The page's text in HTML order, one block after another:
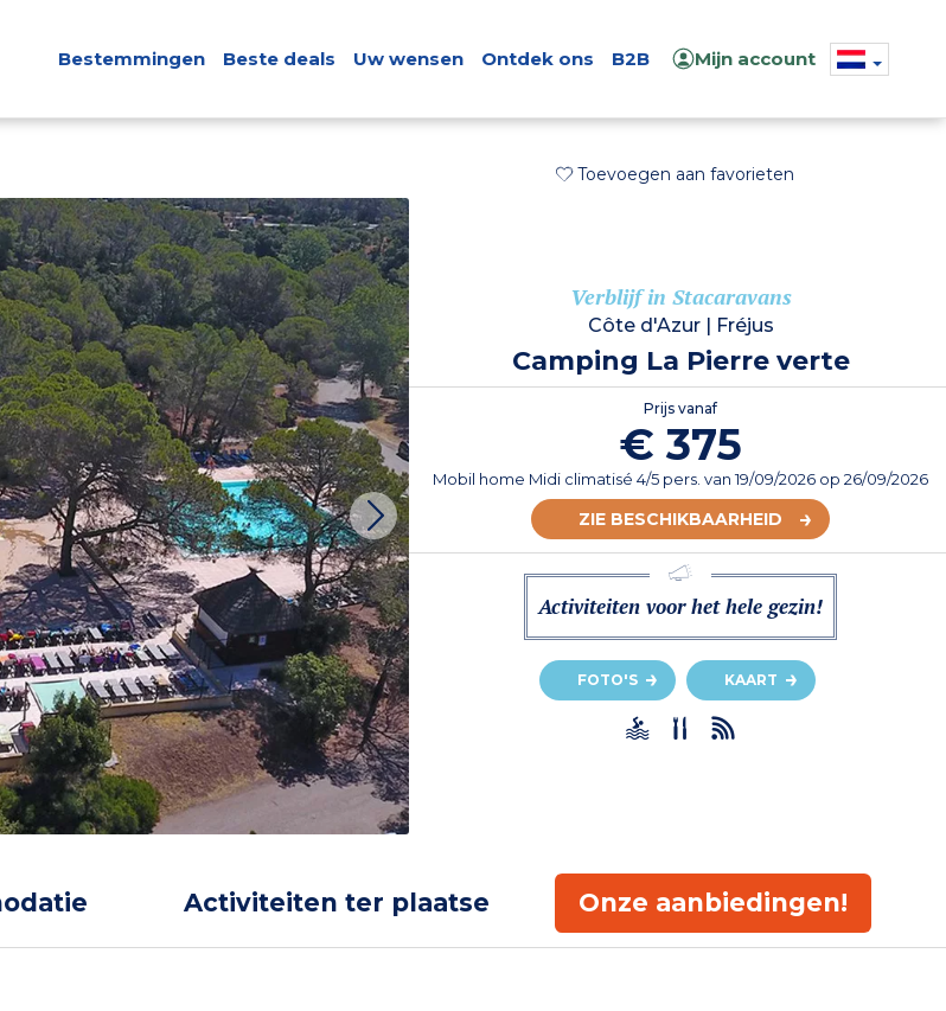
Bestemmingen Beste deals Uw wensen Ontdek ons B2B Mijn account
Toevoegen aan favorieten
Verblijf in Stacaravans
Côte d'Azur| Fréjus
Camping La Pierre verte
Prijs vanaf
€ 375
Mobil home Midi climatisé 4/5 pers. van19/09/2026 op 26/09/2026
ZIE BESCHIKBAARHEID
Activiteiten voor het hele gezin!
FOTO'S KAART
Activiteiten ter plaatse Onze aanbiedingen!